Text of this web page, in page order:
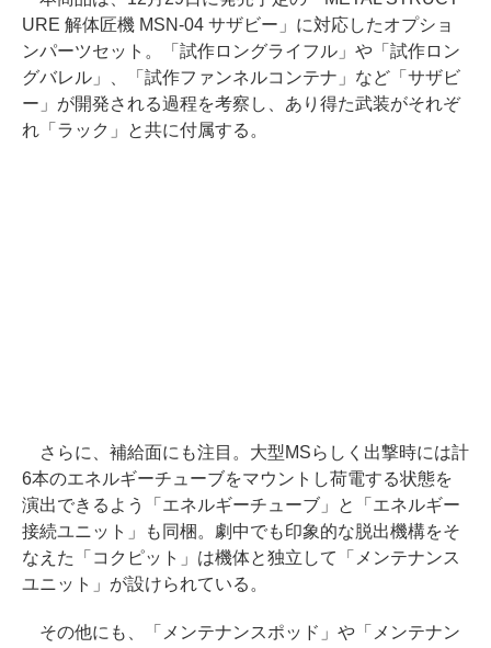
URE 解体匠機 MSN-04 サザビー」に対応したオプショ
ンパーツセット。「試作ロングライフル」や「試作ロン
グバレル」、「試作ファンネルコンテナ」など「サザビ
ー」が開発される過程を考察し、あり得た武装がそれぞ
れ「ラック」と共に付属する。
さらに、補給面にも注目。大型MSらしく出撃時には計
6本のエネルギーチューブをマウントし荷電する状態を
演出できるよう「エネルギーチューブ」と「エネルギー
接続ユニット」も同梱。劇中でも印象的な脱出機構をそ
なえた「コクピット」は機体と独立して「メンテナンス
ユニット」が設けられている。
その他にも、「メンテナンスポッド」や「メンテナン